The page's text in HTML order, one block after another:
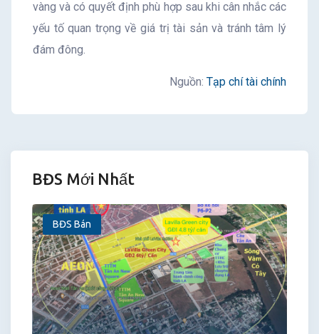
vàng và có quyết định phù hợp sau khi cân nhắc các
yếu tố quan trọng về giá trị tài sản và tránh tâm lý
đám đông.
Nguồn: Tạp chí tài chính
BĐS Mới Nhất
BĐS Bán